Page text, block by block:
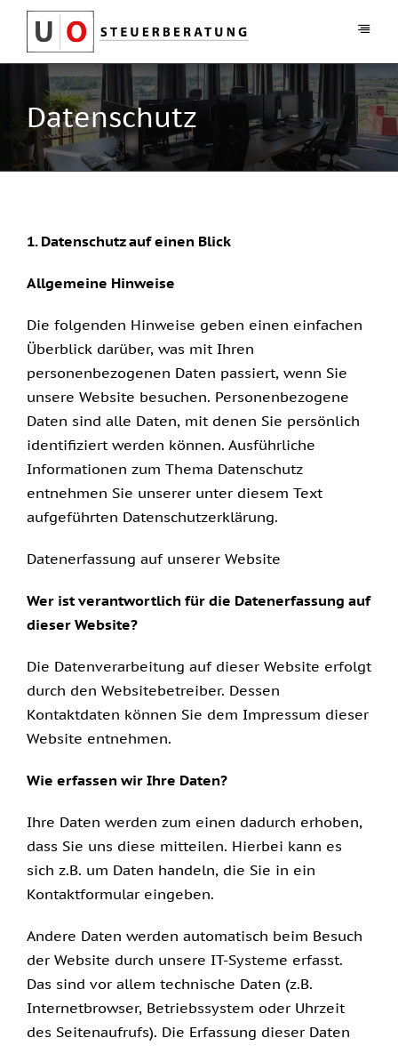
Zum
Inhalt
springen
Über uns
Leistungen
Stellenanzeigen
Datenschutz
1. Datenschutz auf einen Blick
Allgemeine Hinweise
Die folgenden Hinweise geben einen einfachen
Überblick darüber, was mit Ihren
personenbezogenen Daten passiert, wenn Sie
unsere Website besuchen. Personenbezogene
Daten sind alle Daten, mit denen Sie persönlich
identifiziert werden können. Ausführliche
Informationen zum Thema Datenschutz
entnehmen Sie unserer unter diesem Text
aufgeführten Datenschutzerklärung.
Datenerfassung auf unserer Website
Wer ist verantwortlich für die Datenerfassung auf
dieser Website?
Die Datenverarbeitung auf dieser Website erfolgt
durch den Websitebetreiber. Dessen
Kontaktdaten können Sie dem Impressum dieser
Website entnehmen.
Wie erfassen wir Ihre Daten?
Ihre Daten werden zum einen dadurch erhoben,
dass Sie uns diese mitteilen. Hierbei kann es
sich z.B. um Daten handeln, die Sie in ein
Kontaktformular eingeben.
Andere Daten werden automatisch beim Besuch
der Website durch unsere IT-Systeme erfasst.
Das sind vor allem technische Daten (z.B.
Internetbrowser, Betriebssystem oder Uhrzeit
des Seitenaufrufs). Die Erfassung dieser Daten